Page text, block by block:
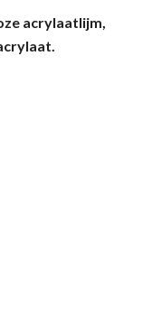
acrylaatlijm,